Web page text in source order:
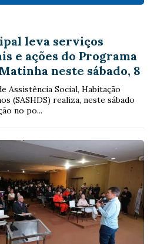
leva serviços
e ações do Programa
neste sábado, 8
Assistência Social, Habitação
(SASHDS) realiza, neste sábado
no po...